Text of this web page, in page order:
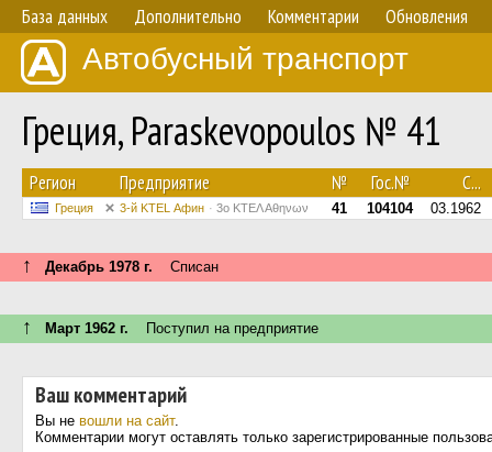
База данных Дополнительно Комментарии Обновления
Автобусный транспорт
Греция, Paraskevopoulos № 41
Регион Предприятие № Гос.№ С...
Греция 3-й KTEL Афин 3ο ΚΤΕΛ Αθηνων 41 104104 03.1962
↑ Декабрь 1978 г. Списан
↑ Март 1962 г. Поступил на предприятие
Ваш комментарий
Вы не вошли на сайт.
Комментарии могут оставлять только зарегистрированные